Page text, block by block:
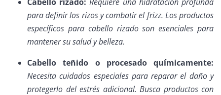
para definir los rizos y combatir el frizz. Los productos
específicos para cabello rizado son esenciales para
mantener su salud y belleza.
Cabello teñido o procesado químicamente:
Necesita cuidados especiales para reparar el daño y
protegerlo del estrés adicional. Busca productos con